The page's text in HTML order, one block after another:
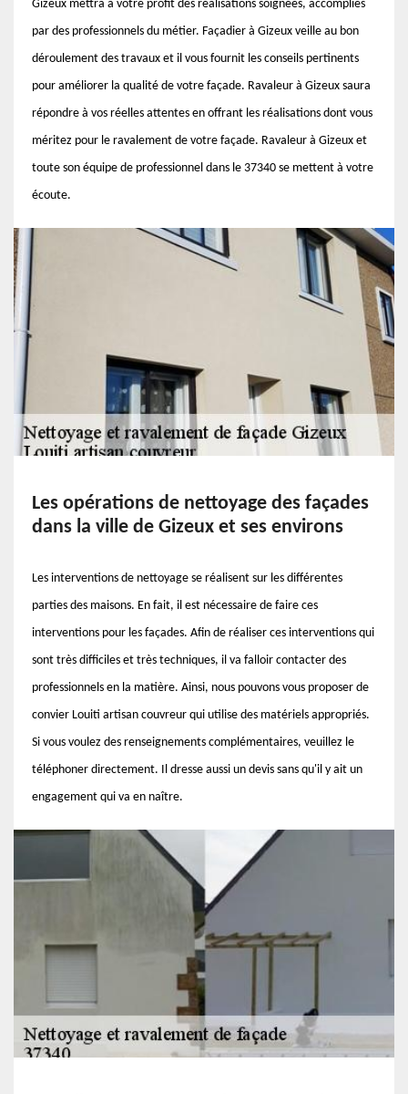
Gizeux mettra à votre profit des réalisations soignées, accomplies
par des professionnels du métier. Façadier à Gizeux veille au bon
déroulement des travaux et il vous fournit les conseils pertinents
pour améliorer la qualité de votre façade. Ravaleur à Gizeux saura
répondre à vos réelles attentes en offrant les réalisations dont vous
méritez pour le ravalement de votre façade. Ravaleur à Gizeux et
toute son équipe de professionnel dans le 37340 se mettent à votre
écoute.
Les opérations de nettoyage des façades
dans la ville de Gizeux et ses environs
Les interventions de nettoyage se réalisent sur les différentes
parties des maisons. En fait, il est nécessaire de faire ces
interventions pour les façades. Afin de réaliser ces interventions qui
sont très difficiles et très techniques, il va falloir contacter des
professionnels en la matière. Ainsi, nous pouvons vous proposer de
convier Louiti artisan couvreur qui utilise des matériels appropriés.
Si vous voulez des renseignements complémentaires, veuillez le
téléphoner directement. Il dresse aussi un devis sans qu'il y ait un
engagement qui va en naître.